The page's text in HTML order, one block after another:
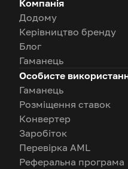
Компанія
Додому
Керівництво бренду
Блог
Гаманець
Особисте
Гаманець
Розміщення ставок
Конвертер
Заробіток
Перевірка AML
Реферальна програма